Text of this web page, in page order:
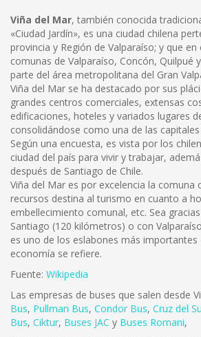
Viña del Mar, también conocida
«Ciudad Jardín», es una ciudad chilena
provincia y Región de Valparaíso; y que
comunas de Valparaíso, Concón, Quilpué
parte del área metropolitana del Gran
Viña del Mar se ha destacado por sus
grandes centros comerciales, extensas
edificaciones, hoteles y variados lugares
consolidándose como una de las
Según una encuesta, es vista por los
ciudad del país para vivir y trabajar,
después de Santiago de Chile.
Viña del Mar es por excelencia la comuna
recursos destina al turismo en cuanto a
embellecimiento comunal, etc. Sea
Santiago (120 kilómetros) o con
es uno de los eslabones más importantes
economía se refiere.
Fuente: Wikipedia
Las empresas de buses que salen desde
Bus, Pullman Bus, Condor Bus, Cruz del
Bus, Ciktur, Buses JAC y Buses Romani,